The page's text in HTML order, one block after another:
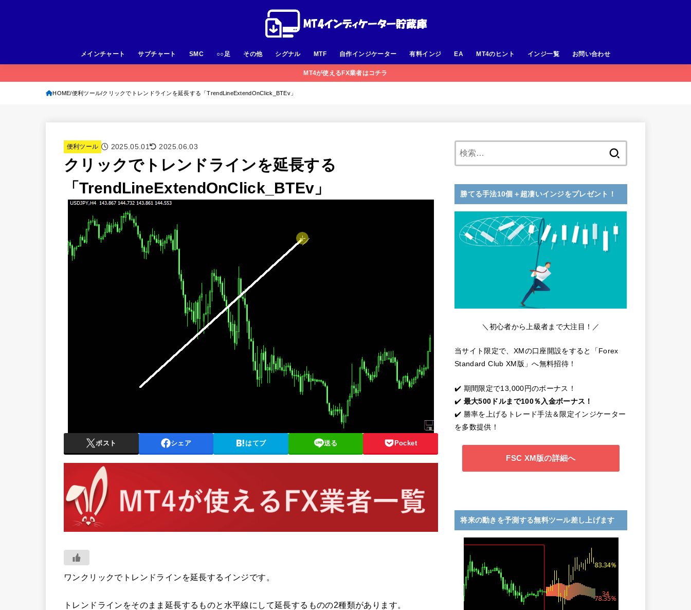
メインチャート サブチャート SMC ○○足 その他 シグナル MTF 自作インジケーター 有料インジ EA MT4のヒント インジ一覧 お問い合わせ
MT4が使えるFX業者はコチラ
HOME 便利ツール クリックでトレンドラインを延長する「TrendLineExtendOnClick_BTEv」
便利ツール 2025.05.01 2025.06.03
クリックでトレンドラインを延長する
「TrendLineExtendOnClick_BTEv」
ポスト シェア はてブ 送る Pocket
ワンクリックでトレンドラインを延長するインジです。
トレンドラインをそのまま延長するものと水平線にして延長するものの2種類があります。
勝てる手法10個＋超凄いインジをプレゼント！
＼初心者から上級者まで大注目！／
当サイト限定で、XMの口座開設をすると「Forex
Standard Club XM版」へ無料招待！
✔️ 期間限定で13,000円のボーナス！
✔️ 最大500ドルまで100％入金ボーナス！
✔️ 勝率を上げるトレード手法＆限定インジケーター
を多数提供！
FSC XM版の詳細へ
将来の動きを予測する無料ツール差し上げます